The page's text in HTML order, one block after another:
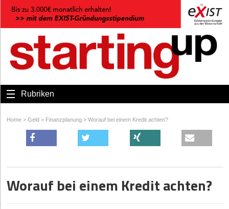
Rubriken
Home > Geld > Finanzplanung > Worauf bei einem Kredit achten?
Worauf bei einem Kredit achten?